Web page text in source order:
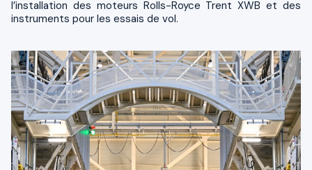
l’installation des moteurs Rolls-Royce Trent XWB et des
instruments pour les essais de vol.